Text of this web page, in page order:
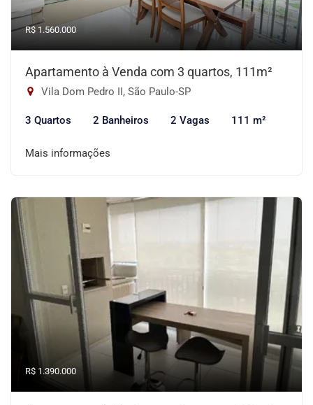
R$ 1.560.000
Apartamento à Venda com 3 quartos, 111m²
Vila Dom Pedro II, São Paulo-SP
3 Quartos 2 Banheiros 2 Vagas 111 m²
Mais informações
R$ 1.390.000